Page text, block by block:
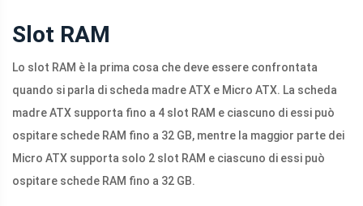
Slot RAM
Lo slot RAM è la prima cosa che deve essere confrontata
quando si parla di scheda madre ATX e Micro ATX. La scheda
madre ATX supporta fino a 4 slot RAM e ciascuno di essi può
ospitare schede RAM fino a 32 GB, mentre la maggior parte dei
Micro ATX supporta solo 2 slot RAM e ciascuno di essi può
ospitare schede RAM fino a 32 GB.